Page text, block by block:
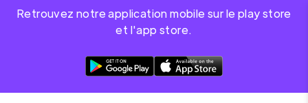
Retrouvez notre application mobile sur le play store
et l'app store.